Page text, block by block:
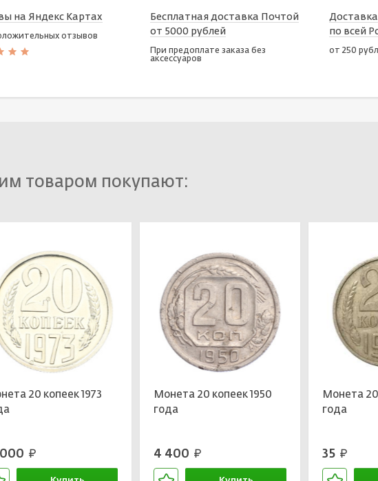
на Яндекс Картах
отзывов
Бесплатная доставка Почтой
от 5000 рублей
При предоплате заказа без
аксессуаров
Доставка
по всей
от 250
товаром покупают:
20 копеек 1973
000 руб.
Монета 20 копеек 1950
года
4 400 руб.
Монета 20
года
35 руб.